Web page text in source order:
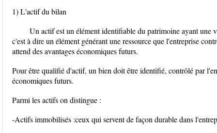
1) L'actif du bilan
Un actif est un élément identifiable du patrimoine ayant une
c'est à dire un élément générant une ressource que l'entreprise
attend des avantages économiques futurs.
Pour être qualifié d'actif, un bien doit être identifié, contrôlé par
économiques futurs.
Parmi les actifs on distingue :
-Actifs immobilisés :ceux qui servent de façon durable dans